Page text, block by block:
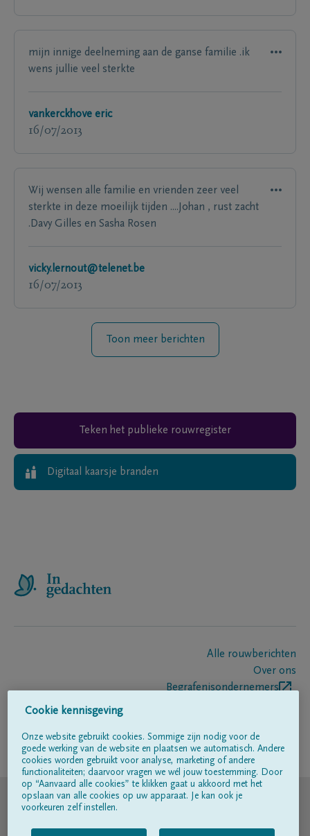
mijn innige deelneming aan de ganse familie .ik
wens jullie veel sterkte
vankerckhove eric
16/07/2013
Wij wensen alle familie en vrienden zeer veel
sterkte in deze moeilijk tijden ....Johan , rust zacht
.Davy Gilles en Sasha Rosen
vicky.lernout@telenet.be
16/07/2013
Toon meer berichten
Teken het publieke rouwregister
Digitaal kaarsje branden
Alle rouwberichten
Over ons
Begrafenisondernemers
Volg ons op
© DELA
Gebruiksvoorwaarden
Cookie kennisgeving
Onze website gebruikt cookies. Sommige zijn nodig voor de
goede werking van de website en plaatsen we automatisch. Andere
cookies worden gebruikt voor analyse, marketing of andere
functionaliteiten; daarvoor vragen we wél jouw toestemming. Door
op “Aanvaard alle cookies” te klikken gaat u akkoord met het
opslaan van alle cookies op uw apparaat. Je kan ook je
voorkeuren zelf instellen.